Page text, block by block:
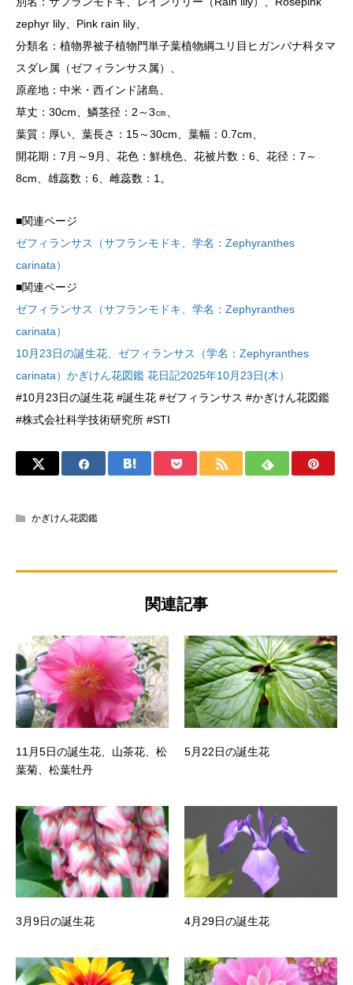
zephyr lily、Pink rain lily、
分類名：植物界被子植物門単子葉植物綱ユリ目ヒガンバナ科タマ
スダレ属（ゼフィランサス属）、
原産地：中米・西インド諸島、
草丈：30cm、鱗茎径：2～3㎝、
葉質：厚い、葉長さ：15～30cm、葉幅：0.7cm、
開花期：7月～9月、花色：鮮桃色、花被片数：6、花径：7～
8cm、雄蕊数：6、雌蕊数：1。
■関連ページ
ゼフィランサス（サフランモドキ、学名：Zephyranthes
carinata）
■関連ページ
ゼフィランサス（サフランモドキ、学名：Zephyranthes
carinata）
10月23日の誕生花、ゼフィランサス（学名：Zephyranthes
carinata）かぎけん花図鑑 花日記2025年10月23日(木）
#10月23日の誕生花 #誕生花 #ゼフィランサス #かぎけん花図鑑
#株式会社科学技術研究所 #STI
かぎけん花図鑑
関連記事
11月5日の誕生花、山茶花、松
葉菊、松葉牡丹
5月22日の誕生花
3月9日の誕生花 4月29日の誕生花